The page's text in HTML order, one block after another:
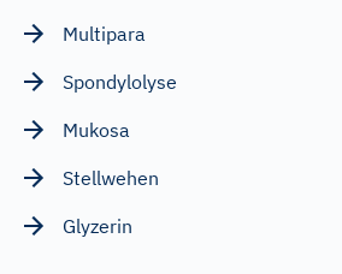
Multipara
Spondylolyse
Mukosa
Stellwehen
Glyzerin